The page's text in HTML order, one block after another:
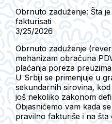
Obrnuto zaduženje: Šta
fakturisati
3/25/2026
Obrnuto zaduženje
mehanizam obračuna
plaćanja poreza
U Srbiji se primenjuje u
sekundarnih sirovina,
još nekoliko zakonom
Objasnićemo vam kada
pravilno fakturiše i na šta